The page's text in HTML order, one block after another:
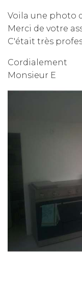
Voila une photo
Merci de votre
C'était très
Cordialement
Monsieur E